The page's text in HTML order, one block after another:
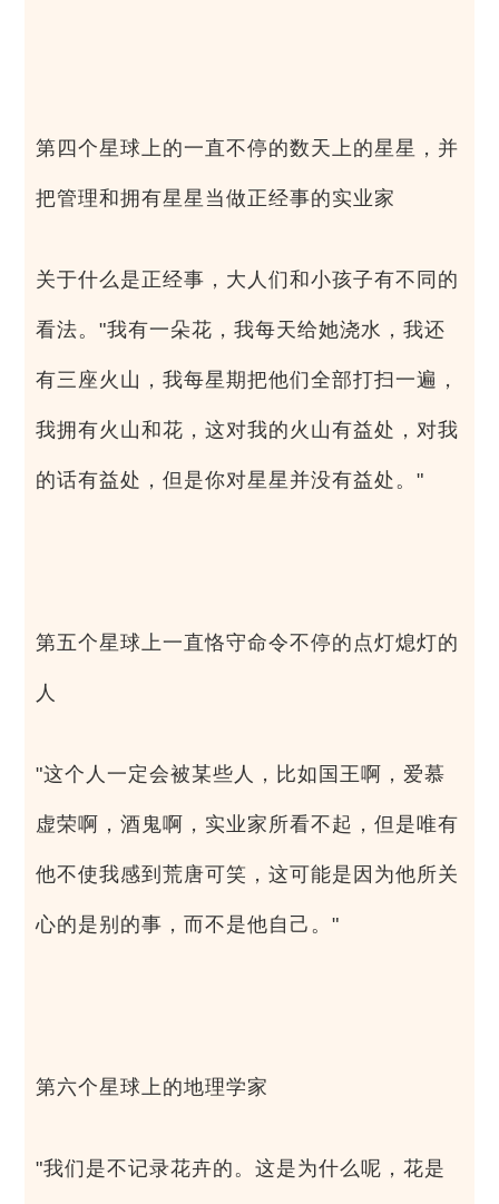
第四个星球上的一直不停的数天上的星星，并
把管理和拥有星星当做正经事的实业家
关于什么是正经事，大人们和小孩子有不同的
看法。"我有一朵花，我每天给她浇水，我还
有三座火山，我每星期把他们全部打扫一遍，
我拥有火山和花，这对我的火山有益处，对我
的话有益处，但是你对星星并没有益处。"
第五个星球上一直恪守命令不停的点灯熄灯的
人
"这个人一定会被某些人，比如国王啊，爱慕
虚荣啊，酒鬼啊，实业家所看不起，但是唯有
他不使我感到荒唐可笑，这可能是因为他所关
心的是别的事，而不是他自己。"
第六个星球上的地理学家
"我们是不记录花卉的。这是为什么呢，花是